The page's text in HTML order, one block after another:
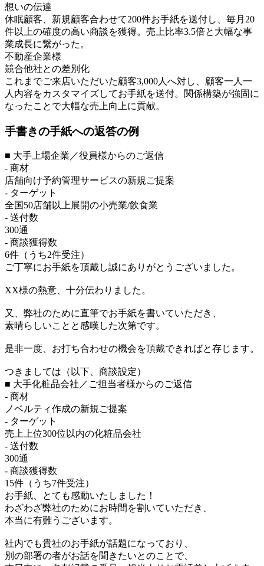
想いの伝達
休眠顧客、新規顧客合わせて200件お手紙を送付し、毎月20
件以上の確度の高い商談を獲得。売上比率3.5倍と大幅な事
業成長に繋がった。
不動産企業様
競合他社との差別化
これまでご来店いただいた顧客3,000人へ対し、顧客一人一
人内容をカスタマイズしてお手紙を送付。関係構築が強固に
なったことで大幅な売上向上に貢献。
手書きの手紙への返答の例
■ 大手上場企業／役員様からのご返信
- 商材
店舗向け予約管理サービスの新規ご提案
- ターゲット
全国50店舗以上展開の小売業/飲食業
- 送付数
300通
- 商談獲得数
6件（うち2件受注）
ご丁寧にお手紙を頂戴し誠にありがとうございました。
XX様の熱意、十分伝わりました。
又、弊社のために直筆でお手紙を書いていただき、
素晴らしいことと感嘆した次第です。
是非一度、お打ち合わせの機会を頂戴できればと存じます。
つきましては（以下、商談設定）
■ 大手化粧品会社／ご担当者様からのご返信
- 商材
ノベルティ作成の新規ご提案
- ターゲット
売上上位300位以内の化粧品会社
- 送付数
300通
- 商談獲得数
15件（うち7件受注）
お手紙、とても感動いたしました！
わざわざ弊社のためにお時間を割いていただき、
本当に有難うございます。
社内でも貴社のお手紙が話題になっており、
別の部署の者がお話を聞きたいとのことで、